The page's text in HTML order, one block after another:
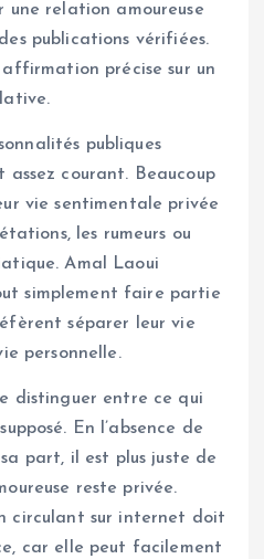
une relation amoureuse
publications vérifiées.
précise sur un
publiques
assez courant. Beaucoup
vie sentimentale privée
les rumeurs ou
Amal Laoui
simplement faire partie
séparer leur vie
personnelle.
distinguer entre ce qui
En l’absence de
part, il est plus juste de
reste privée.
circulant sur internet doit
car elle peut facilement